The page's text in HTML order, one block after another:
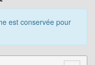
t
o
n
est conservée pour